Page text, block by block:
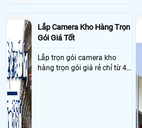
Lắp Camera Kho Hàng Trọn
Gói Giá Tốt
Lắp trọn gói camera kho
hàng trọn gói giá rẻ chỉ từ 4